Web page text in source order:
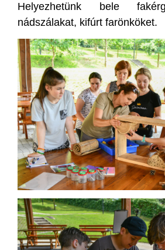
Helyezhetünk bele
nádszálakat, kifúrt farönköket.